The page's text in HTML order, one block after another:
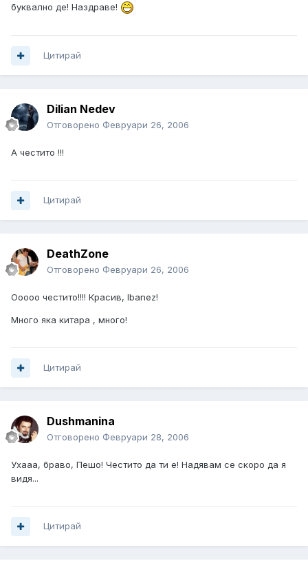
буквално де! Наздраве!
Цитирай
Dilian Nedev
Отговорено Февруари 26, 2006
А честито !!!
Цитирай
DeathZone
Отговорено Февруари 26, 2006
Ооооо честито!!!! Красив, Ibanez!
Много яка китара , много!
Цитирай
Dushmanina
Отговорено Февруари 28, 2006
Ухааа, браво, Пешо! Честито да ти е! Надявам се скоро да я
видя...
Цитирай